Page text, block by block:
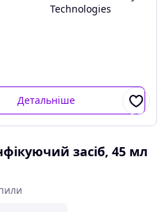
Technologies
Детальніше
засіб, 45 мл